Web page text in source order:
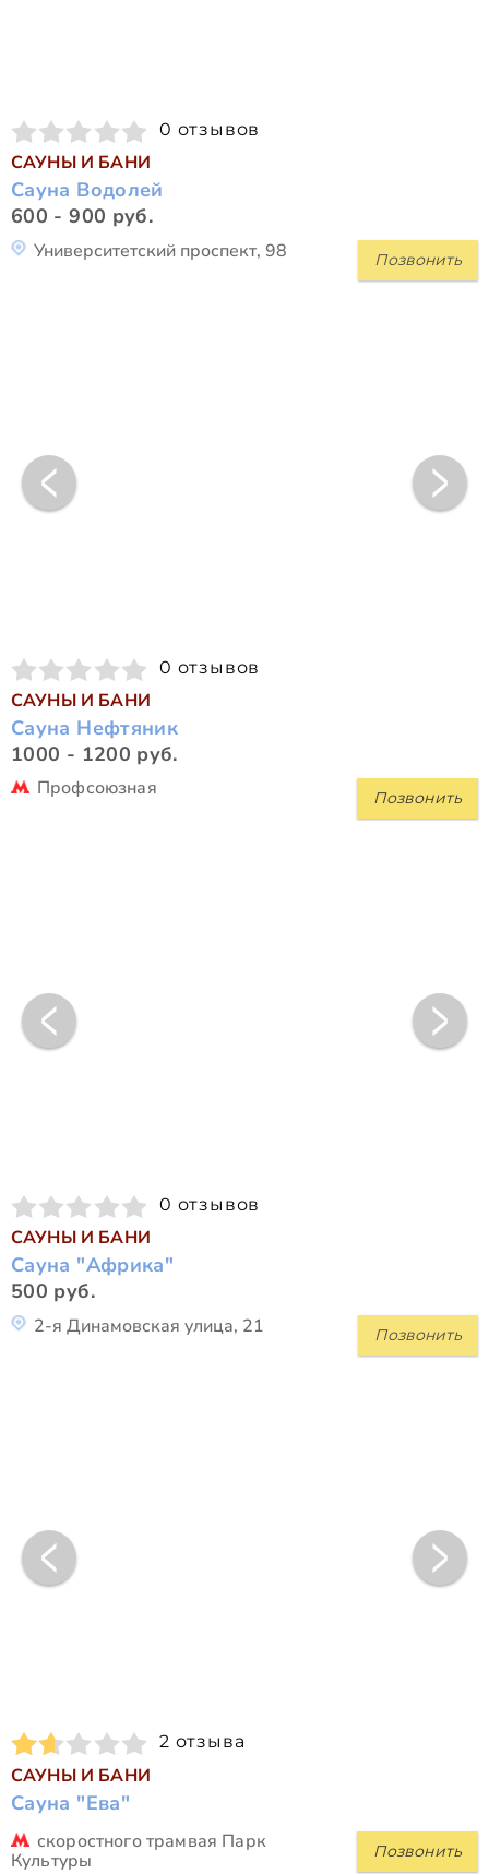
0 отзывов
САУНЫ И БАНИ
Сауна Водолей
600 - 900 руб.
Позвонить
Университетский проспект, 98
0 отзывов
САУНЫ И БАНИ
Сауна Нефтяник
1000 - 1200 руб.
Позвонить
Профсоюзная
0 отзывов
САУНЫ И БАНИ
Сауна "Африка"
500 руб.
Позвонить
2-я Динамовская улица, 21
2 отзыва
САУНЫ И БАНИ
Сауна "Ева"
Позвонить
скоростного трамвая Парк
Культуры